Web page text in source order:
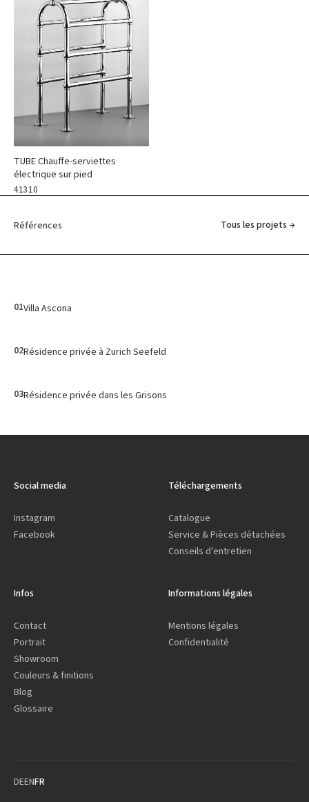
TUBE Chauffe-serviettes
électrique sur pied
41310
Références Tous les projets →
01Villa Ascona
02Résidence privée à Zurich Seefeld
03Résidence privée dans les Grisons
Social media
Instagram
Facebook
Téléchargements
Catalogue
Service & Pièces détachées
Conseils d'entretien
Infos
Contact
Portrait
Showroom
Couleurs & finitions
Blog
Glossaire
Informations légales
Mentions légales
Confidentialité
DEENFR